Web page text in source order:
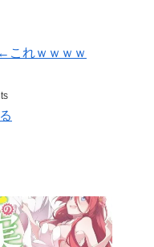
これｗｗｗｗ